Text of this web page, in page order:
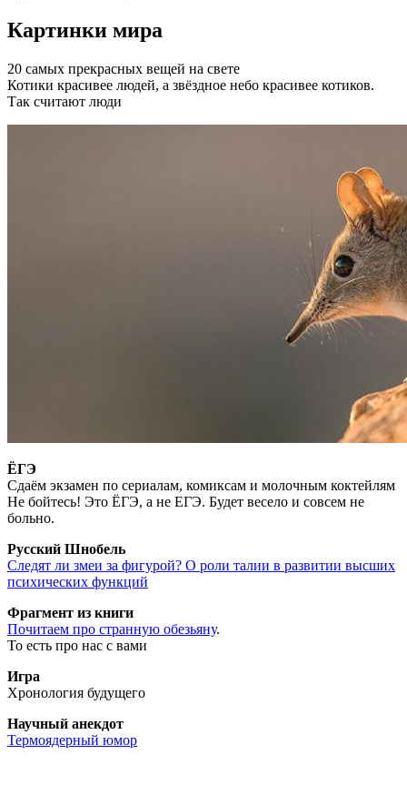
Картинки мира
20 самых прекрасных вещей на свете
Котики красивее людей, а звёздное небо красивее котиков.
Так считают люди
ЁГЭ
Сдаём экзамен по сериалам, комиксам и молочным коктейлям
Не бойтесь! Это ЁГЭ, а не ЕГЭ. Будет весело и совсем не
больно.
Русский Шнобель
Следят ли змеи за фигурой? О роли талии в развитии высших
психических функций
Фрагмент из книги
Почитаем про странную обезьяну.
То есть про нас с вами
Игра
Хронология будущего
Научный анекдот
Термоядерный юмор